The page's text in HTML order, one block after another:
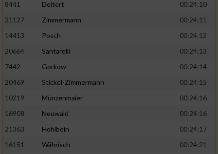
8441 Deitert
00:24:10
21127
Zimmermann
00:24:11
14413
Posch
00:24:12
20664
Santarelli
00:24:13
7442
Gorkow
00:24:14
20469
Stickel-Zimmermann
00:24:15
10219
Münzenmaier
00:24:16
16908
Neuwald
00:24:16
21363
Hohlbein
00:24:17
16151
Währisch
00:24:21